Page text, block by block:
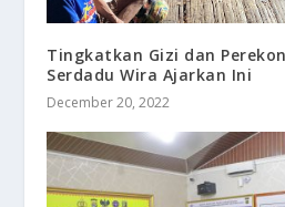
Tingkatkan Gizi dan
Serdadu Wira Ajarkan Ini
December 20, 2022